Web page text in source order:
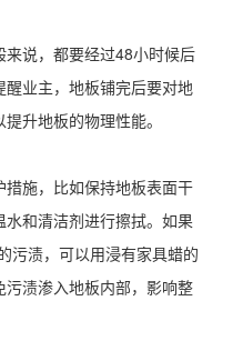
说，都要经过48小时候后
业主，地板铺完后要对地
升地板的物理性能。
施，比如保持地板表面干
和清洁剂进行擦拭。如果
污渍，可以用浸有家具蜡的
渍渗入地板内部，影响整